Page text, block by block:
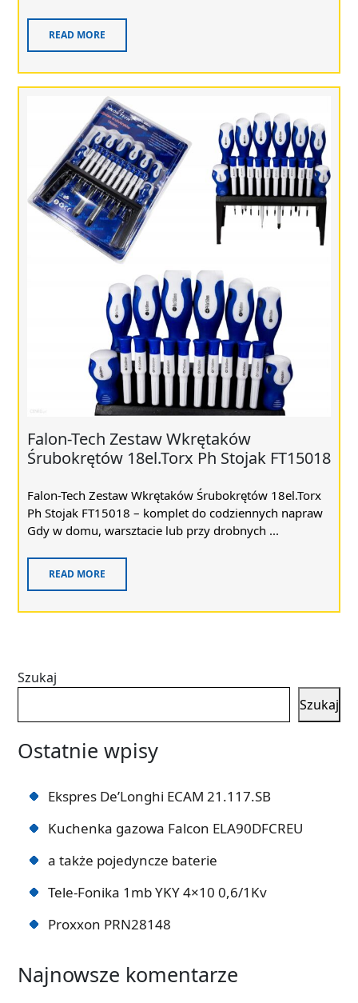
READ MORE
Falon-Tech Zestaw Wkrętaków
Śrubokrętów 18el.Torx Ph Stojak FT15018
Falon-Tech Zestaw Wkrętaków Śrubokrętów 18el.Torx
Ph Stojak FT15018 – komplet do codziennych napraw
Gdy w domu, warsztacie lub przy drobnych ...
READ MORE
Szukaj
Szukaj
Ostatnie wpisy
Ekspres De’Longhi ECAM 21.117.SB
Kuchenka gazowa Falcon ELA90DFCREU
a także pojedyncze baterie
Tele-Fonika 1mb YKY 4×10 0,6/1Kv
Proxxon PRN28148
Najnowsze komentarze